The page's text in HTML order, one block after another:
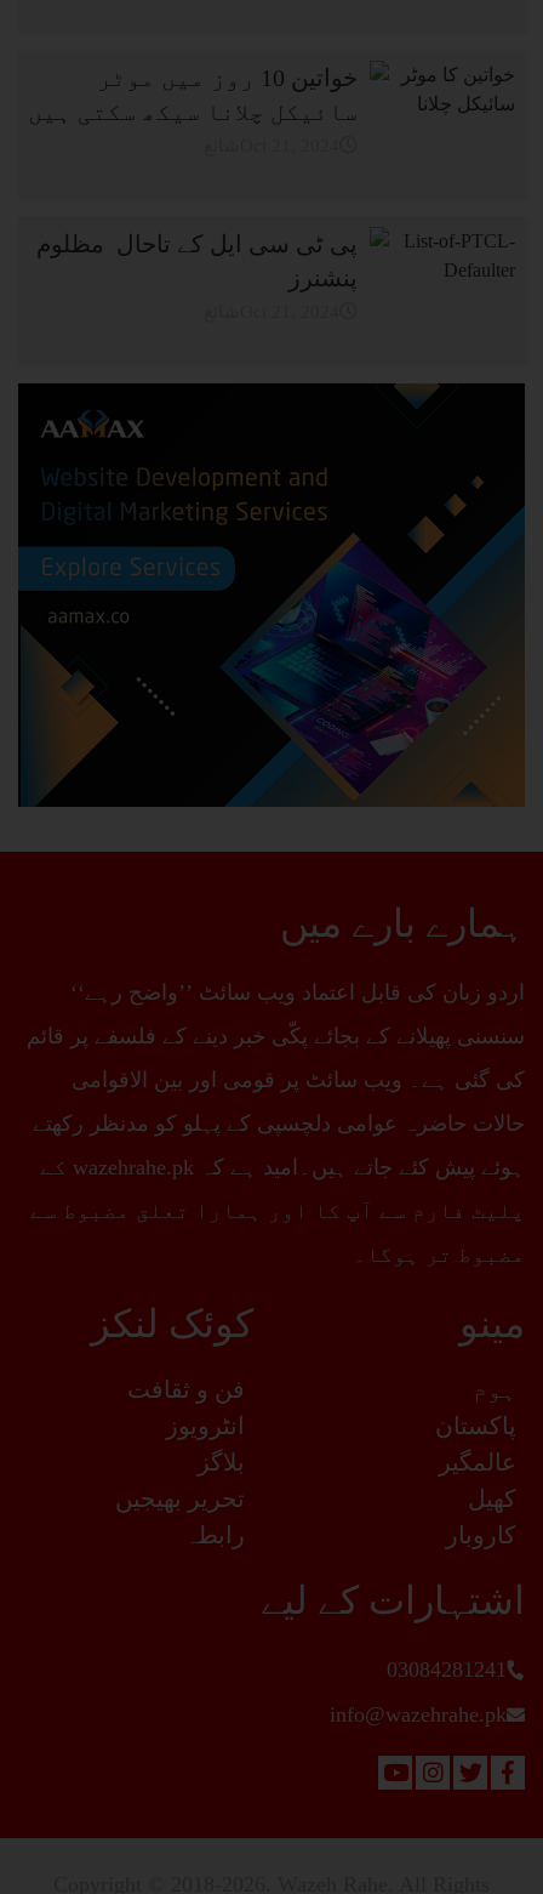
خواتین 10 روز میں موٹر
سائیکل چلانا سیکھ سکتی ہیں
پی ٹی سی ایل کے تاحال مظلوم
پنشنرز
ہمارے بارے میں
اردو زبان کی قابل اعتماد ویب سائٹ ’’واضح رہے‘‘
سنسنی پھیلانے کے بجائے پکّی خبر دینے کے فلسفے پر قائم
کی گئی ہے۔ ویب سائٹ پر قومی اور بین الاقوامی
حالات حاضرہ عوامی دلچسپی کے پہلو کو مدنظر رکھتے
ہوئے پیش کئے جاتے ہیں۔امید ہے کہ wazehrahe.pk کے
پلیٹ فارم سے آپ کا اور ہمارا تعلق مضبوط سے
مضبوط تر ہوگا۔
مینو
ہوم
پاکستان
عالمگیر
کھیل
کاروبار
کوئک لنکز
فن و ثقافت
انٹرویوز
بلاگز
تحریر بھیجیں
رابطہ
اشتہارات کے لیے
03084281241
info@wazehrahe.pk